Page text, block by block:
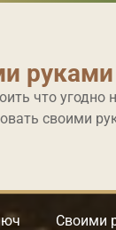
руками
что угодно
своими
Своими